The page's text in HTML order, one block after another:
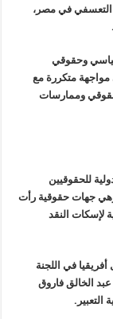
التعسفي في مصر،
وحقوقي
مواجهة متكررة مع
وممارسات
للحقوقيين
وهي جهات حقوقية رأت
لإسكات النقد
في اللجنة
الخالق فاروق